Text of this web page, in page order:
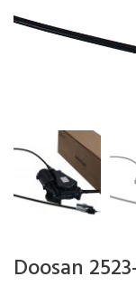
Doosan